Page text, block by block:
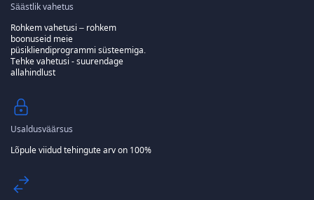
Säästlik vahetus
Rohkem vahetusi – rohkem
boonuseid meie
püsikliendiprogrammi süsteemiga.
Tehke vahetusi - suurendage
allahindlust
Usaldusväärsus
Lõpule viidud tehingute arv on 100%